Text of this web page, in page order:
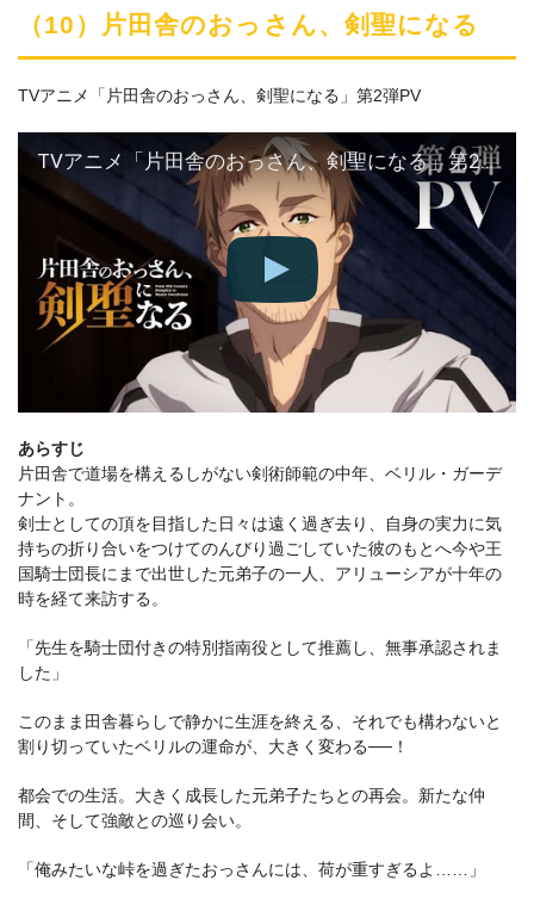
（10）片田舎のおっさん、剣聖になる
TVアニメ「片田舎のおっさん、剣聖になる」第2弾PV
TVアニメ「片田舎のおっさん、剣聖になる」第2弾PV | 2025.04 ON AIR
あらすじ
片田舎で道場を構えるしがない剣術師範の中年、ベリル・ガーデ
ナント。
剣士としての頂を目指した日々は遠く過ぎ去り、自身の実力に気
持ちの折り合いをつけてのんびり過ごしていた彼のもとへ今や王
国騎士団長にまで出世した元弟子の一人、アリューシアが十年の
時を経て来訪する。
「先生を騎士団付きの特別指南役として推薦し、無事承認されま
した」
このまま田舎暮らしで静かに生涯を終える、それでも構わないと
割り切っていたベリルの運命が、大きく変わる──！
都会での生活。大きく成長した元弟子たちとの再会。新たな仲
間、そして強敵との巡り会い。
「俺みたいな峠を過ぎたおっさんには、荷が重すぎるよ……」